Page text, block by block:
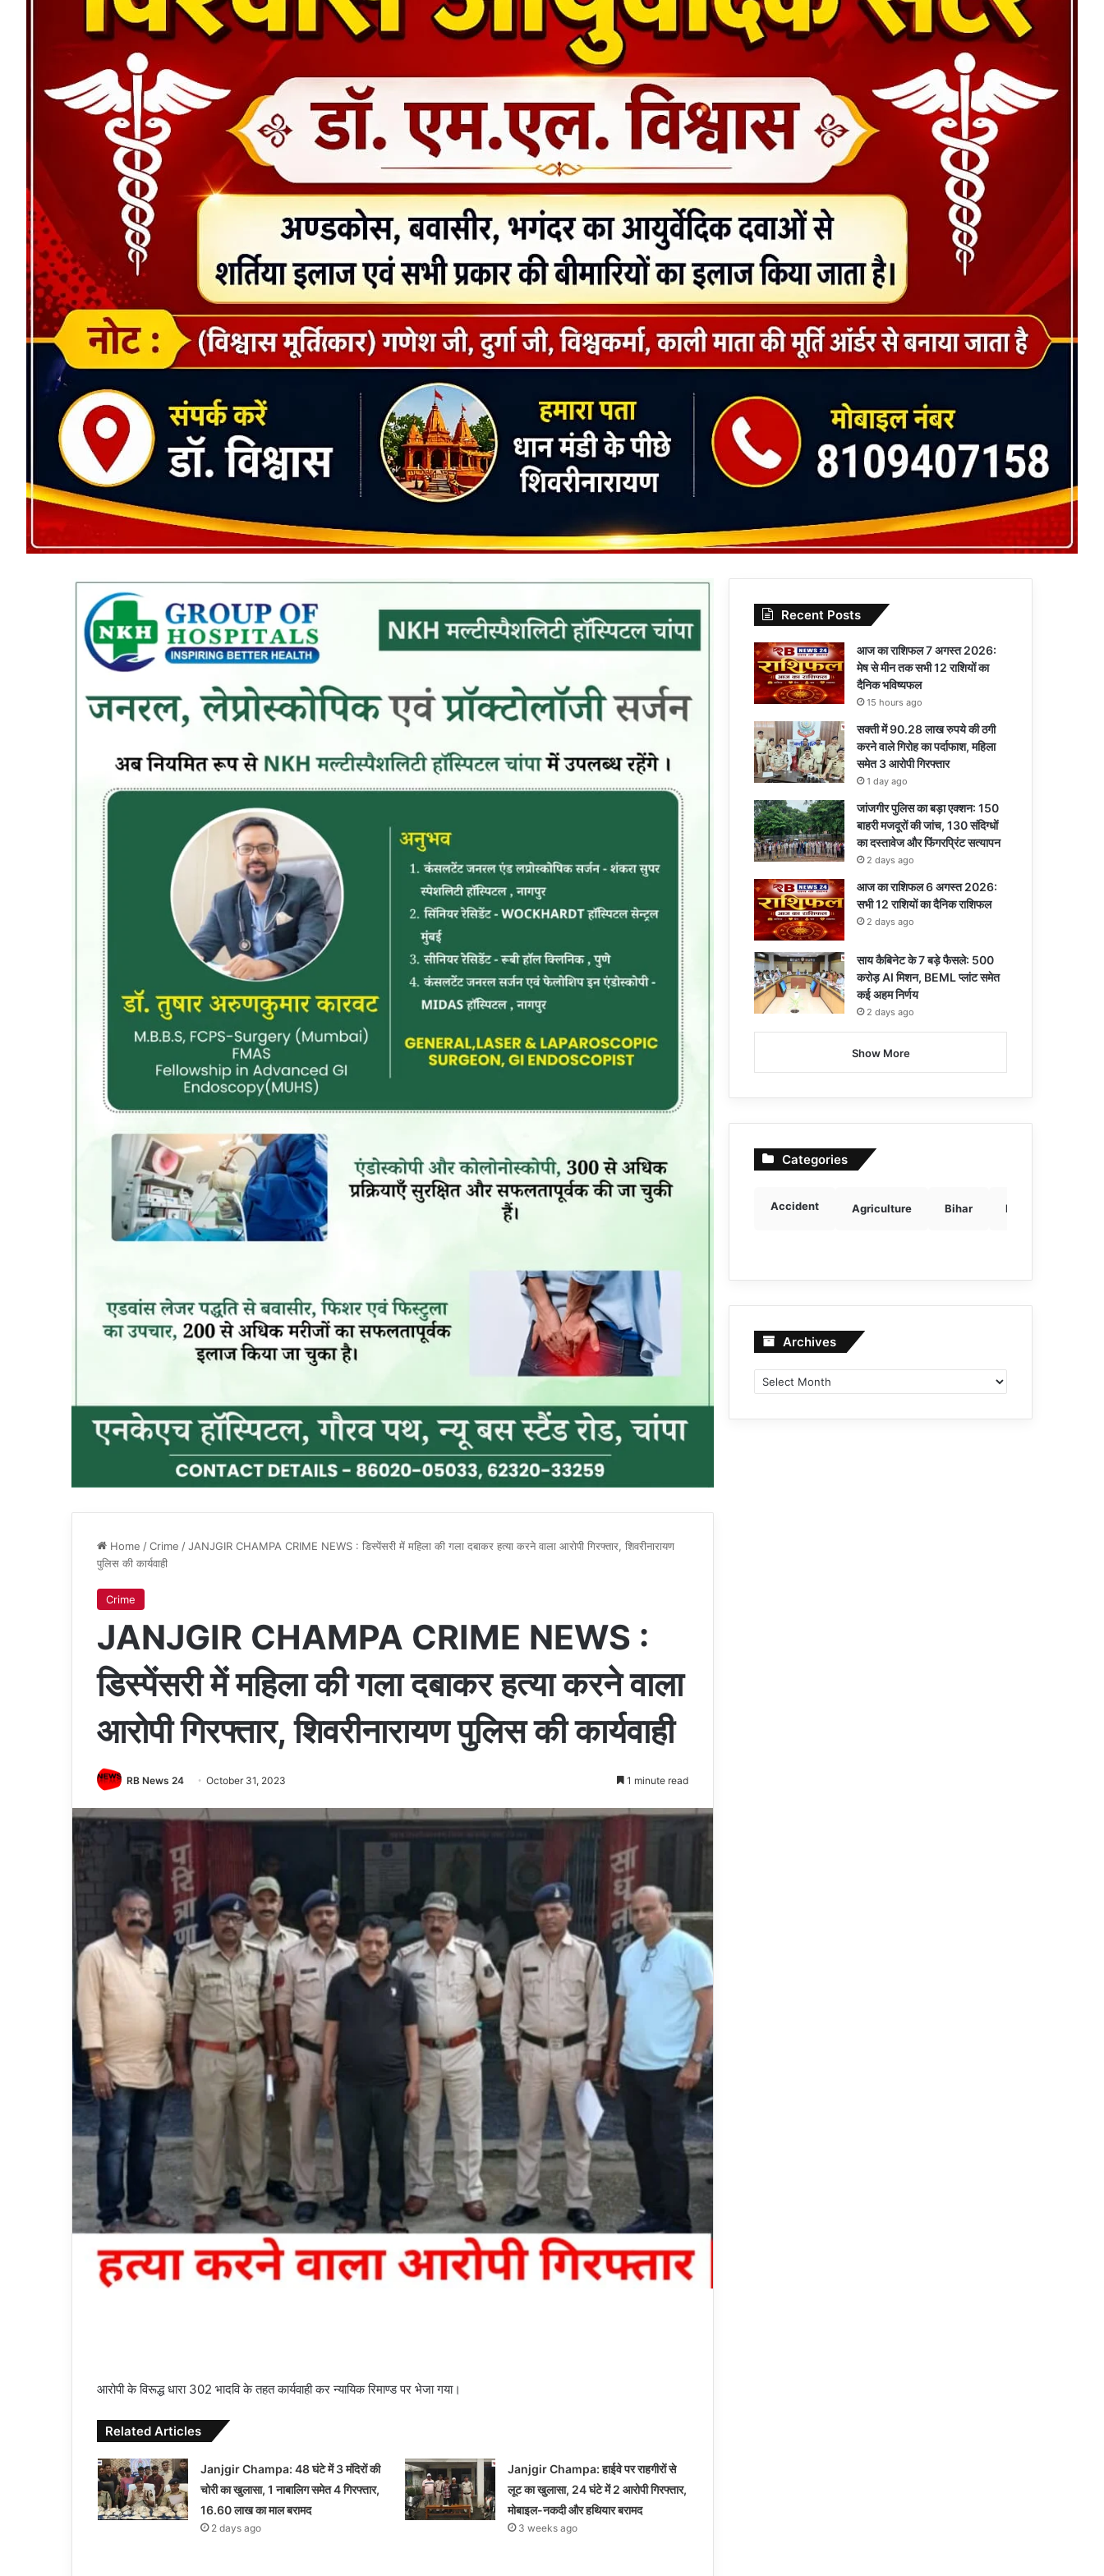
Home /Crime /JANJGIR CHAMPA CRIME NEWS : डिस्पेंसरी में महिला की गला दबाकर हत्या करने वाला आरोपी गिरफ्तार, शिवरीनारायण
पुलिस की कार्यवाही
Crime
JANJGIR CHAMPA CRIME NEWS :
डिस्पेंसरी में महिला की गला दबाकर हत्या करने वाला
आरोपी गिरफ्तार, शिवरीनारायण पुलिस की कार्यवाही
RB News 24 October 31, 2023 1 minute read
आरोपी के विरूद्ध धारा 302 भादवि के तहत कार्यवाही कर न्यायिक रिमाण्ड पर भेजा गया।
Related Articles
Janjgir Champa: 48 घंटे में 3 मंदिरों की
चोरी का खुलासा, 1 नाबालिग समेत 4 गिरफ्तार,
16.60 लाख का माल बरामद
2 days ago
Janjgir Champa: हाईवे पर राहगीरों से
लूट का खुलासा, 24 घंटे में 2 आरोपी गिरफ्तार,
मोबाइल-नकदी और हथियार बरामद
3 weeks ago
Recent Posts
आज का राशिफल 7 अगस्त 2026:
मेष से मीन तक सभी 12 राशियों का
दैनिक भविष्यफल
15 hours ago
सक्ती में 90.28 लाख रुपये की ठगी
करने वाले गिरोह का पर्दाफाश, महिला
समेत 3 आरोपी गिरफ्तार
1 day ago
जांजगीर पुलिस का बड़ा एक्शन: 150
बाहरी मजदूरों की जांच, 130 संदिग्धों
का दस्तावेज और फिंगरप्रिंट सत्यापन
2 days ago
आज का राशिफल 6 अगस्त 2026:
सभी 12 राशियों का दैनिक राशिफल
2 days ago
साय कैबिनेट के 7 बड़े फैसले: 500
करोड़ AI मिशन, BEML प्लांट समेत
कई अहम निर्णय
2 days ago
Show More
Categories
Accident Agriculture Bihar Breaking news
Archives Archives